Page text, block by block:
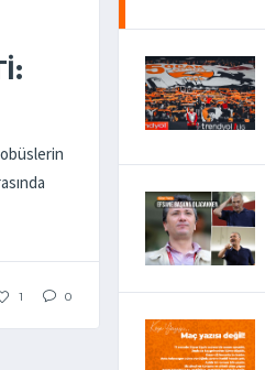
1 0